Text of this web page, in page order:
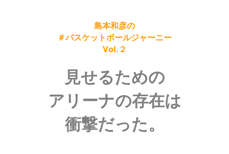
島本和彦の
＃バスケットボールジャーニー
Vol.２
見せるための
アリーナの存在は
衝撃だった。